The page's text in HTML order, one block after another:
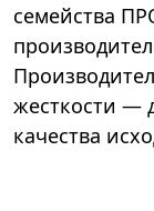
семейства
жесткости —
качества